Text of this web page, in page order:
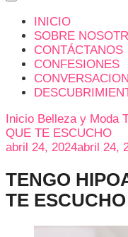
INICIO
SOBRE
CONTÁCTANOS
CONFESIONES
Inicio Belleza y Moda
QUE TE ESCUCHO
abril 24, 2024abril 24,
TENGO
TE ESCUCHO